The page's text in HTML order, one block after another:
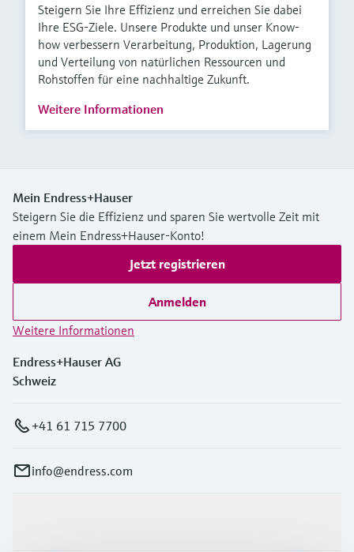
Steigern Sie Ihre Effizienz und erreichen Sie dabei
Ihre ESG-Ziele. Unsere Produkte und unser Know-
how verbessern Verarbeitung, Produktion, Lagerung
und Verteilung von natürlichen Ressourcen und
Rohstoffen für eine nachhaltige Zukunft.
Weitere Informationen
Mein Endress+Hauser
Steigern Sie die Effizienz und sparen Sie wertvolle Zeit mit
einem Mein Endress+Hauser-Konto!
Jetzt registrieren
Anmelden
Weitere Informationen
Endress+Hauser AG
Schweiz
+41 61 715 7700
info@endress.com